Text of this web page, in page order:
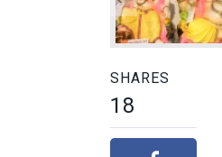
SHARES
18